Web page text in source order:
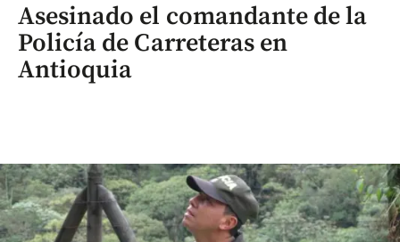
Asesinado el comandante de la
Policía de Carreteras en
Antioquia